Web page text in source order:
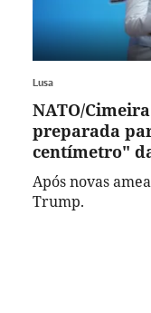
Lusa
NATO/
preparada
centímetro"
Após novas
Trump.